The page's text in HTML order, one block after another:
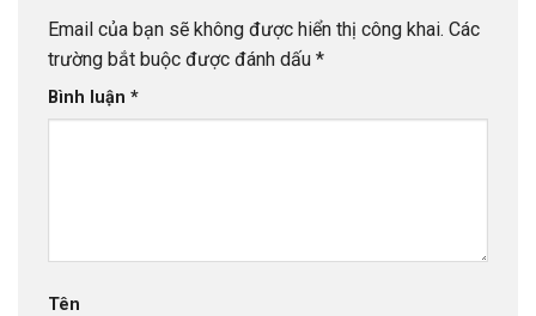
Email của bạn sẽ không được hiển thị công khai. Các
trường bắt buộc được đánh dấu *
Bình luận *
Tên